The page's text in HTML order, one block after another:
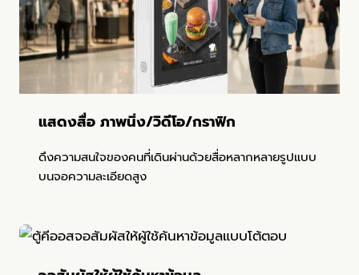
แสดงสื่อ ภาพนิ่ง/วิดีโอ/กราฟิก
ดึงความสนใจของคนที่เดินผ่านด้วยสื่อหลากหลายรูปแบบ
บนจอความละเอียดสูง